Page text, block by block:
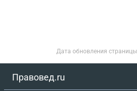
Дата обновления страницы
Правовед.ru